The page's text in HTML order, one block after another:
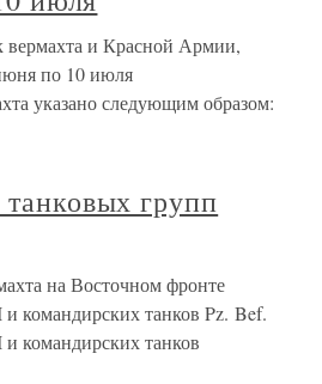
и Красной Армии,
по 10 июля
указано следующим образом:
групп
на Восточном фронте
командирских танков Pz. Bef.
командирских танков